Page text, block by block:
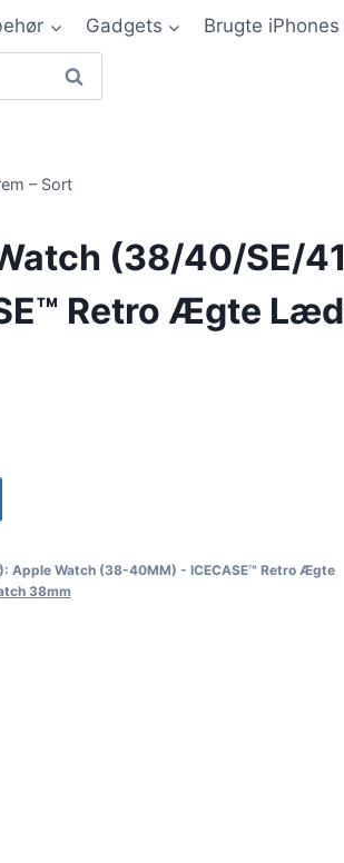
Gadgets Brugte iPhones
– Sort
(38/40/SE/
Retro Ægte
Apple Watch (38-40MM) - ICECASE™ Retro Ægte
38mm